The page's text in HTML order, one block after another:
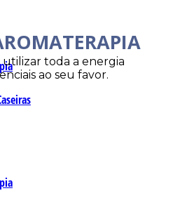
toda a energia
ao seu favor.